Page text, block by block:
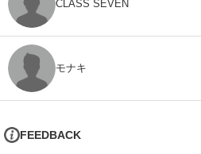
CLASS SEVEN
モナキ
FEEDBACK